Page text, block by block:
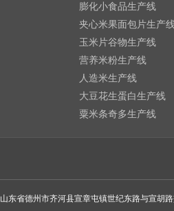
膨化小食品生产线
夹心米果面包片生产
玉米片谷物生产线
营养米粉生产线
人造米生产线
大豆花生蛋白生产线
粟米条奇多生产线
山东省德州市齐河县宣章屯镇世纪东路与宣胡